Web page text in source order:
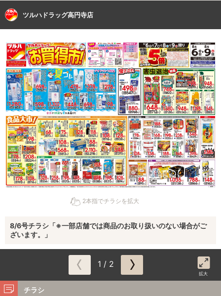
ツルハドラッグ高円寺店
2本指でチラシを拡大
8/6号チラシ「※一部店舗では商品のお取り扱いのない場合がご
ざいます。」
1 / 2
拡大
チラシ